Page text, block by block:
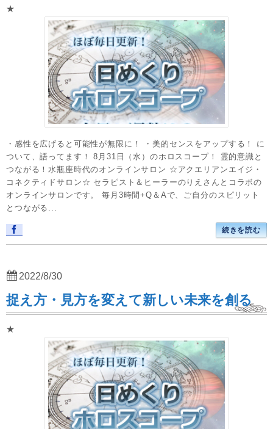
★
・感性を広げると可能性が無限に！ ・美的センスをアップする！ に
ついて、語ってます！ 8月31日（水）のホロスコープ！ 霊的意識と
つながる！水瓶座時代のオンラインサロン ☆アクエリアンエイジ・
コネクティドサロン☆ セラピスト＆ヒーラーのりえさんとコラボの
オンラインサロンです。 毎月3時間+Q＆Aで、ご自分のスピリット
とつながる...
続きを読む
捉え方・見方を変えて新しい未来を創る
★
2022/8/30